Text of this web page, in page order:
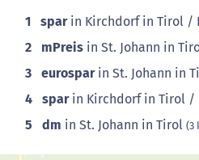
1 sparin Kirchdorf in Tirol /
2 mPreis in St. Johann in
3 eurosparin St. Johann in
4 sparin Kirchdorf in Tirol /
5 dm in St. Johann in Tirol (3